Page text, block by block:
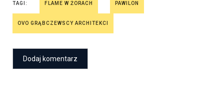
TAGI: FLAME W ŻORACH PAWILON
OVO GRĄBCZEWSCY ARCHITEKCI